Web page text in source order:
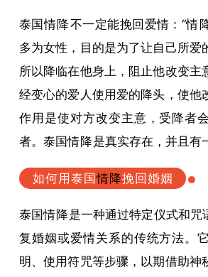
泰国情降不一定能挽回爱情：“情
多为女性，目的是为了让自己所爱
所以降临在他身上，阻止他改变主
经变心的爱人使用爱的降头，使他
作用是使对方改变主意，受降者
者。泰国情降是真实存在，并且有
如何用泰国情降挽回婚姻
泰国情降是一种通过特定仪式和咒
复婚姻或爱情关系的传统方法。
明、使用符咒等步骤，以期借助神